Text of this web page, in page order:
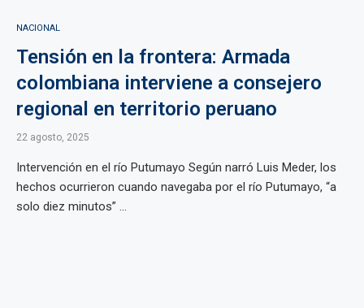
NACIONAL
Tensión en la frontera: Armada
colombiana interviene a consejero
regional en territorio peruano
22 agosto, 2025
Intervención en el río Putumayo Según narró Luis Meder, los
hechos ocurrieron cuando navegaba por el río Putumayo, “a
solo diez minutos” ...